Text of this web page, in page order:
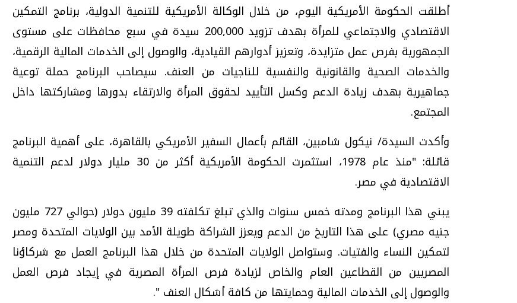
أطلقت الحكومة الأمريكية اليوم، من خلال الوكالة الأمريكية للتنمية الدولية، برنامج التمكين
الاقتصادي والاجتماعي للمرأة بهدف تزويد 200,000 سيدة في سبع محافظات على مستوى
الجمهورية بفرص عمل متزايدة، وتعزيز أدوارهم القيادية، والوصول إلى الخدمات المالية الرقمية،
والخدمات الصحية والقانونية والنفسية للناجيات من العنف. سيصاحب البرنامج حملة توعية
جماهيرية بهدف زيادة الدعم وكسل التأييد لحقوق المرأة والارتقاء بدورها ومشاركتها داخل
المجتمع.
وأكدت السيدة/ نيكول شامبين، القائم بأعمال السفير الأمريكي بالقاهرة، على أهمية البرنامج
قائلة: "منذ عام 1978، استثمرت الحكومة الأمريكية أكثر من 30 مليار دولار لدعم التنمية
الاقتصادية في مصر.
يبني هذا البرنامج ومدته خمس سنوات والذي تبلغ تكلفته 39 مليون دولار (حوالي 727 مليون
جنيه مصري) على هذا التاريخ من الدعم ويعزز الشراكة طويلة الأمد بين الولايات المتحدة ومصر
لتمكين النساء والفتيات. وستواصل الولايات المتحدة من خلال هذا البرنامج العمل مع شركاؤنا
المصريين من القطاعين العام والخاص لزيادة فرص المرأة المصرية في إيجاد فرص العمل
والوصول إلى الخدمات المالية وحمايتها من كافة أشكال العنف ".
دليلك للتنسيق الجامعي .. تساؤلات
وإجابات
السبت، 01 اغسطس 2026 10:25 ص
فيديو.. الإعلام الرقمي.. تقنيات واعدة
وتحديات هائلة
الخميس، 30 يوليو 2026 01:09 م
موجات الطقس الساخنة.. لماذا تحدث وكيف